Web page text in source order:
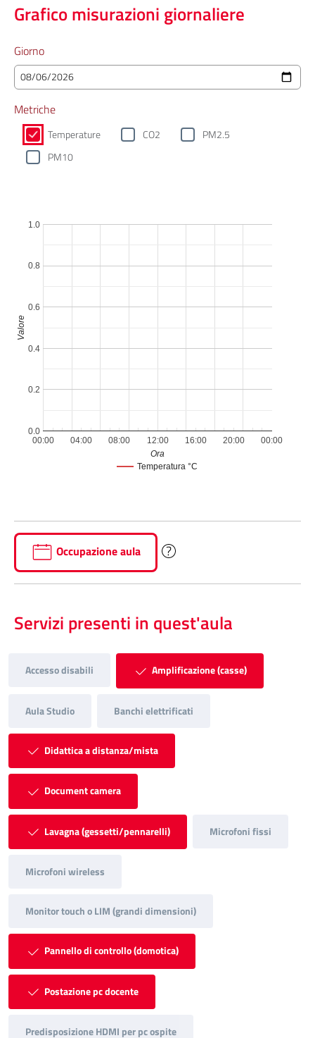
Grafico misurazioni giornaliere
Giorno
Metriche
Temperature CO2
PM2.5
PM10
Temperatura °C
00:00 04:00 08:00 12:00 16:00 20:00 00:00
0.0
0.2
0.4
0.6
0.8
1.0
Ora
Valore
Occupazione aula
Servizi presenti in quest'aula
Accesso disabili Amplificazione (casse)
Aula Studio Banchi elettrificati
Didattica a distanza/mista
Document camera
Lavagna (gessetti/pennarelli) Microfoni fissi
Microfoni wireless
Monitor touch o LIM (grandi dimensioni)
Pannello di controllo (domotica)
Postazione pc docente
Predisposizione HDMI per pc ospite